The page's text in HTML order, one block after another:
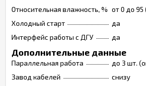
Относительная влажность, % от 0 до 95
Холодный старт
да
Интерфейс работы с ДГУ
да
Дополнительные данные
Параллельная работа
до 3 шт.
Завод кабелей
снизу